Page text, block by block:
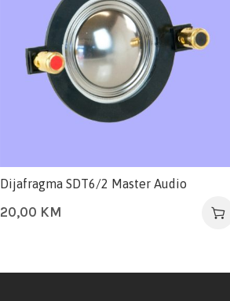
Dijafragma SDT6/2 Master Audio
20,00 KM